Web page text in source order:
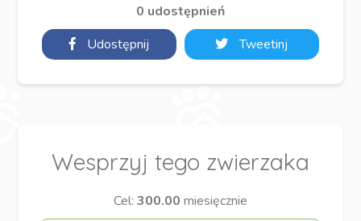
0 udostępnień
Udostępnij
Tweetinj
Wesprzyj tego zwierzaka
Cel: 300.00 miesięcznie